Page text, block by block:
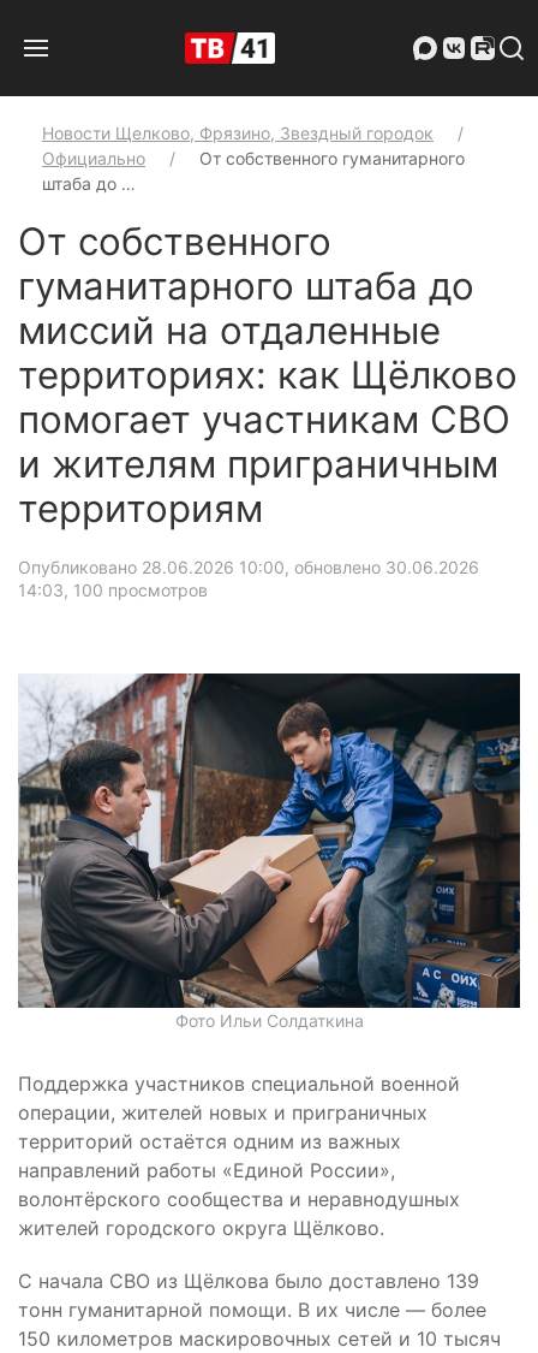
Новости Щелково, Фрязино, Звездный городок
Официально
От собственного гуманитарного
штаба до …
От собственного
гуманитарного штаба до
миссий на отдаленные
территориях: как Щёлково
помогает участникам СВО
и жителям приграничным
территориям
Опубликовано 28.06.2026 10:00, обновлено 30.06.2026
14:03, 100 просмотров
Фото Ильи Солдаткина
Поддержка участников специальной военной
операции, жителей новых и приграничных
территорий остаётся одним из важных
направлений работы «Единой России»,
волонтёрского сообщества и неравнодушных
жителей городского округа Щёлково.
С начала СВО из Щёлкова было доставлено 139
тонн гуманитарной помощи. В их числе — более
150 километров маскировочных сетей и 10 тысяч